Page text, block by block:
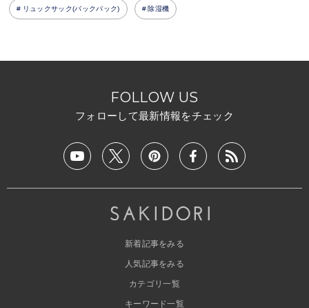
リュックサック(バックパック) 除湿機
FOLLOW US
フォローして最新情報をチェック
新着記事をみる
人気記事をみる
カテゴリ一覧
キーワード一覧